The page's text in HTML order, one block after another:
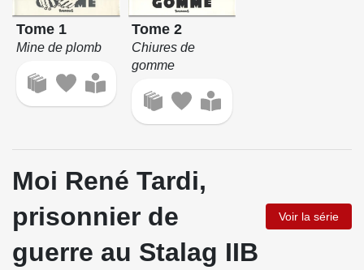
Tome 1
Mine de plomb
Tome 2
Chiures de
gomme
Moi René Tardi,
prisonnier de
guerre au Stalag IIB
Voir la série